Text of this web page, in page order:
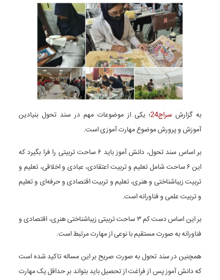
به گزارش سراج24
؛ یکی از موضوعات مهم در سند تحول بنیادین
آموزش و پرورش موضوع مهارت آموزی است.
بر اساس سند تحول، دانش آموز باید ۶ ساحت تربیتی را فرا بگیرد که
این ۶ ساحت شامل تعلیم و تربیت اعتقادی، عبادی و اخلاقی، تعلیم و
تربیت زیباشناختی و هنری، تعلیم و تربیت اقتصادی و حرفه‌ای و تعلیم
و تربیت علمی و فناورانه است.
بر این اساس دست کم ۳ ساحت تربیتی زیباشناختی هنری، اقتصادی و
فناورانه به صورت مستقیم با نوعی از مهارت مرتبط است.
همچنین در سند تحول به صورت صریح بر این مساله تاکید شده است
که دانش آموز پس از فراغت از تحصیل باید بتواند بر حداقل یک مهارت